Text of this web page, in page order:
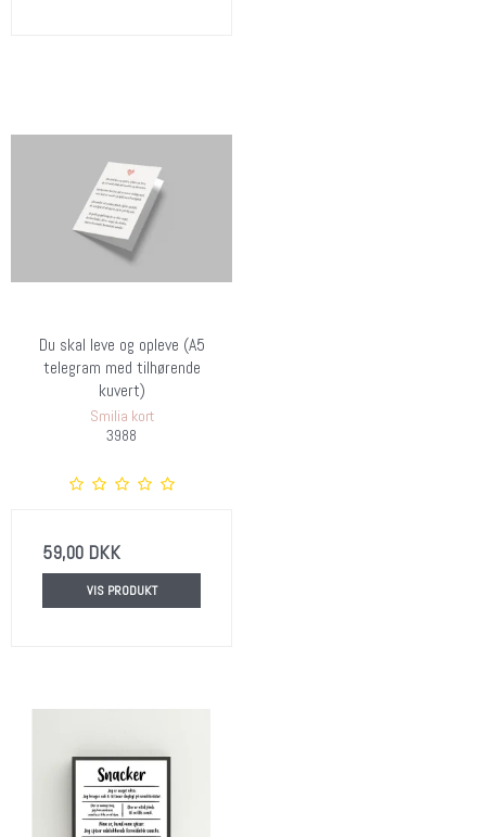
Du skal leve og opleve (A5
telegram med tilhørende
kuvert)
Smilia kort
3988
59,00 DKK
VIS PRODUKT